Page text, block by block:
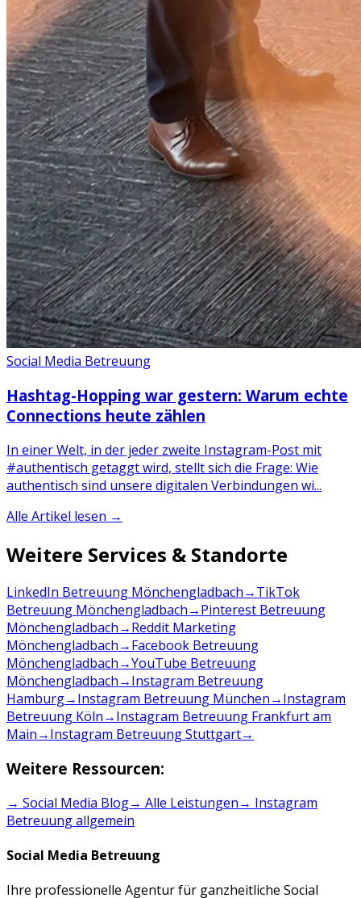
Social Media Betreuung
Hashtag-Hopping war gestern: Warum echte
Connections heute zählen
In einer Welt, in der jeder zweite Instagram-Post mit
#authentisch getaggt wird, stellt sich die Frage: Wie
authentisch sind unsere digitalen Verbindungen wi...
Alle Artikel lesen →
Weitere Services & Standorte
LinkedIn Betreuung Mönchengladbach→TikTok
Betreuung Mönchengladbach→Pinterest Betreuung
Mönchengladbach→Reddit Marketing
Mönchengladbach→Facebook Betreuung
Mönchengladbach→YouTube Betreuung
Mönchengladbach→Instagram Betreuung
Hamburg→Instagram Betreuung München→Instagram
Betreuung Köln→Instagram Betreuung Frankfurt am
Main→Instagram Betreuung Stuttgart→
Weitere Ressourcen:
→ Social Media Blog→ Alle Leistungen→ Instagram
Betreuungallgemein
Social Media Betreuung
Ihre professionelle Agentur für ganzheitliche Social